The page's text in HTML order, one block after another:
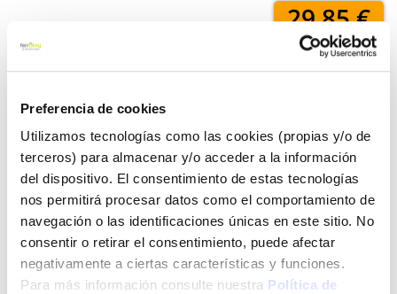
Preferencia de cookies
Utilizamos tecnologías como las cookies (propias y/o de
terceros) para almacenar y/o acceder a la información
del dispositivo. El consentimiento de estas tecnologías
nos permitirá procesar datos como el comportamiento de
navegación o las identificaciones únicas en este sitio. No
consentir o retirar el consentimiento, puede afectar
negativamente a ciertas características y funciones.
Para más información consulte nuestra Política de
29,85 €
Click&Collect - Recogida gratis
en nuestras tiendas
Envío a domicilio:
5 días hábiles
+ INFO